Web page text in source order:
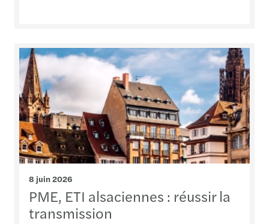
8 juin 2026
PME, ETI alsaciennes : réussir la
transmission